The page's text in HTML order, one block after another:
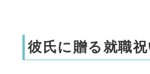
彼氏に贈る就職